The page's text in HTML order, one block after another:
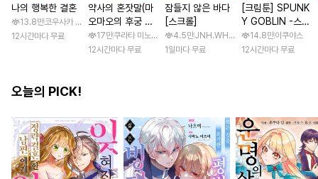
나의 행복한 결혼
13.8만코우사카 리토 / 아기토기 아쿠미
12시간마다 무료
약사의 혼잣말(마
오마오의 후궁 수
수께끼 풀이수첩)
17만쿠라타 미노지 / 휴우가 나츠
12시간마다 무료
잠들지 않은 바다
[스크롤]
4.5만JNH.WH Studio / Lasso
1일마다 무료
[크림툰] SPUNK
Y GOBLIN -스펑
키 고블린- [스크
롤]
14.8만이쿠야스
12시간마다 무료
오늘의 PICK!